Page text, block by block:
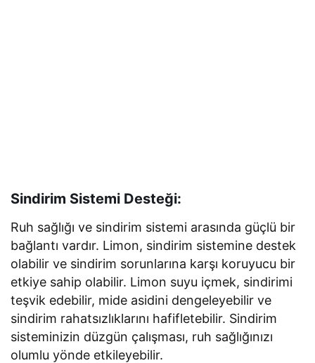
Sindirim Sistemi Desteği:
Ruh sağlığı ve sindirim sistemi arasında güçlü bir
bağlantı vardır. Limon, sindirim sistemine destek
olabilir ve sindirim sorunlarına karşı koruyucu bir
etkiye sahip olabilir. Limon suyu içmek, sindirimi
teşvik edebilir, mide asidini dengeleyebilir ve
sindirim rahatsızlıklarını hafifletebilir. Sindirim
sisteminizin düzgün çalışması, ruh sağlığınızı
olumlu yönde etkileyebilir.